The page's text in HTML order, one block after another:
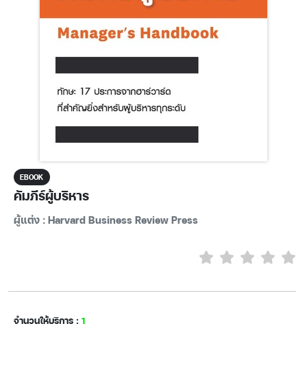
EBOOK
คัมภีร์ผู้บริหาร
ผู้แต่ง : Harvard Business Review Press
จำนวนให้บริการ : 1